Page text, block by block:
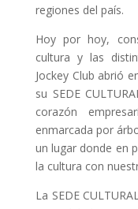
regiones del país.
Hoy por hoy,
cultura y las
Jockey Club abrió
su SEDE
corazón
enmarcada por
un lugar donde en
la cultura con
La SEDE